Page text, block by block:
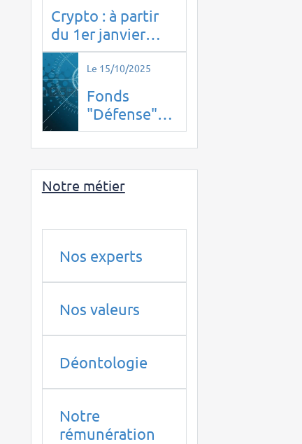
Crypto : à partir
du 1er janvier
2026, la
confidentialité
disparaît.
Le 15/10/2025
Fonds
"Défense"
de BPI
France : un
piège pour
les
Notre métier
Nos experts
Nos valeurs
Déontologie
Notre
rémunération